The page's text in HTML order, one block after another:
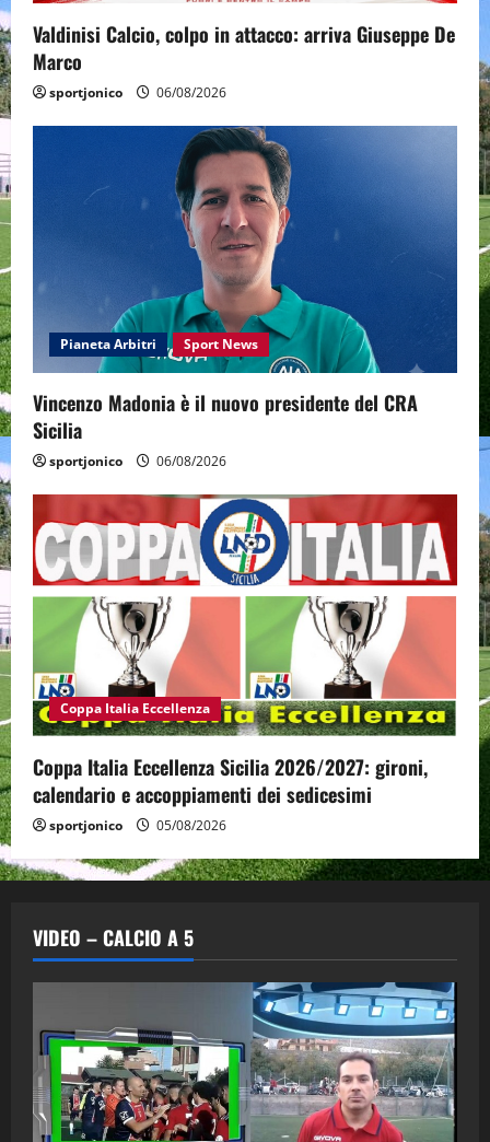
Valdinisi Calcio, colpo in attacco: arriva Giuseppe De
Marco
sportjonico 06/08/2026
Pianeta Arbitri Sport News
Vincenzo Madonia è il nuovo presidente del CRA
Sicilia
sportjonico 06/08/2026
Coppa Italia Eccellenza
Coppa Italia Eccellenza Sicilia 2026/2027: gironi,
calendario e accoppiamenti dei sedicesimi
sportjonico 05/08/2026
VIDEO – CALCIO A 5